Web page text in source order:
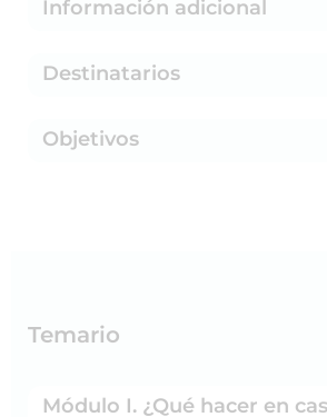
Información adicional
Destinatarios
Objetivos
Temario
Módulo I. ¿Qué hacer en